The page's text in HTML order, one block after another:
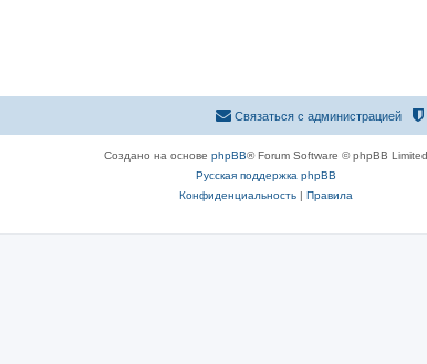
Связаться с администрацией
Создано на основе phpBB® Forum Software © phpBB Limited
Русская поддержка phpBB
Конфиденциальность| Правила